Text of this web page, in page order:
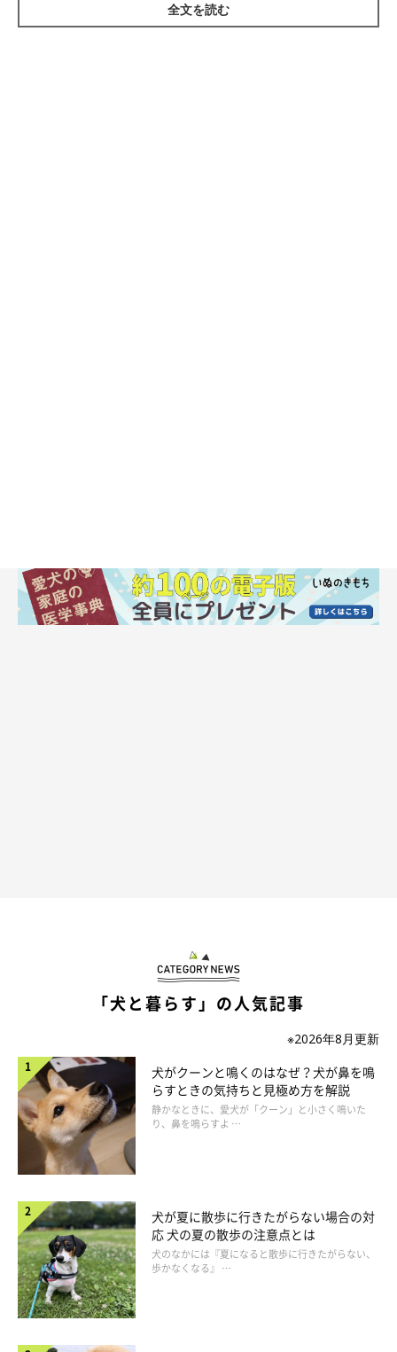
気持ちいいことがある！と思わせる❤
愛犬は飼い主さんといっしょにいると「気持ちいいことがある」
と思うと飼い主さんのことをもっともっと大好きになります。で
はどのようなことをすればわんちゃんは気持ちいいと感じるので
しょうか！
それはとても簡単！ わんちゃんがリラックスできるマッサージ
全文を読む
「犬と暮らす」の人気記事
※2026年8月更新
犬がクーンと鳴くのはなぜ？犬が鼻を鳴
らすときの気持ちと見極め方を解説
静かなときに、愛犬が「クーン」と小さく鳴いた
り、鼻を鳴らすよ …
犬が夏に散歩に行きたがらない場合の対
応 犬の夏の散歩の注意点とは
犬のなかには『夏になると散歩に行きたがらない、
歩かなくなる』 …